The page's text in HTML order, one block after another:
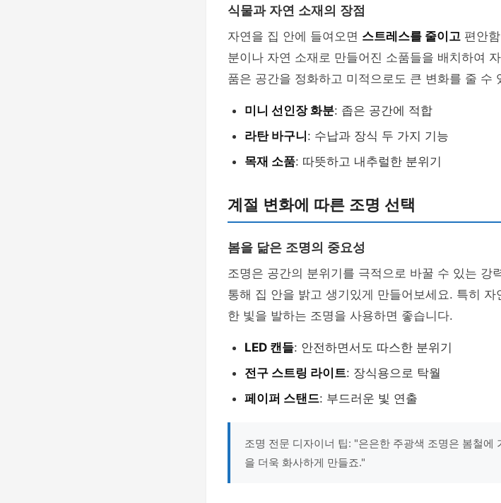
식물과 자연 소재의 장점
자연을 집 안에 들여오면 스트레스를 줄이고 편안
분이나 자연 소재로 만들어진 소품들을 배치하여
품은 공간을 정화하고 미적으로도 큰 변화를 줄 수
미니 선인장 화분: 좁은 공간에 적합
라탄 바구니 : 수납과 장식 두 가지 기능
목재 소품: 따뜻하고 내추럴한 분위기
계절 변화에 따른 조명 선택
봄을 닮은 조명의 중요성
조명은 공간의 분위기를 극적으로 바꿀 수 있는 강
통해 집 안을 밝고 생기있게 만들어보세요. 특히
한 빛을 발하는 조명을 사용하면 좋습니다.
LED 캔들: 안전하면서도 따스한 분위기
전구 스트링 라이트: 장식용으로 탁월
페이퍼 스탠드: 부드러운 빛 연출
조명 전문 디자이너 팁: "은은한 주광색 조명은 봄철
을 더욱 화사하게 만들죠."